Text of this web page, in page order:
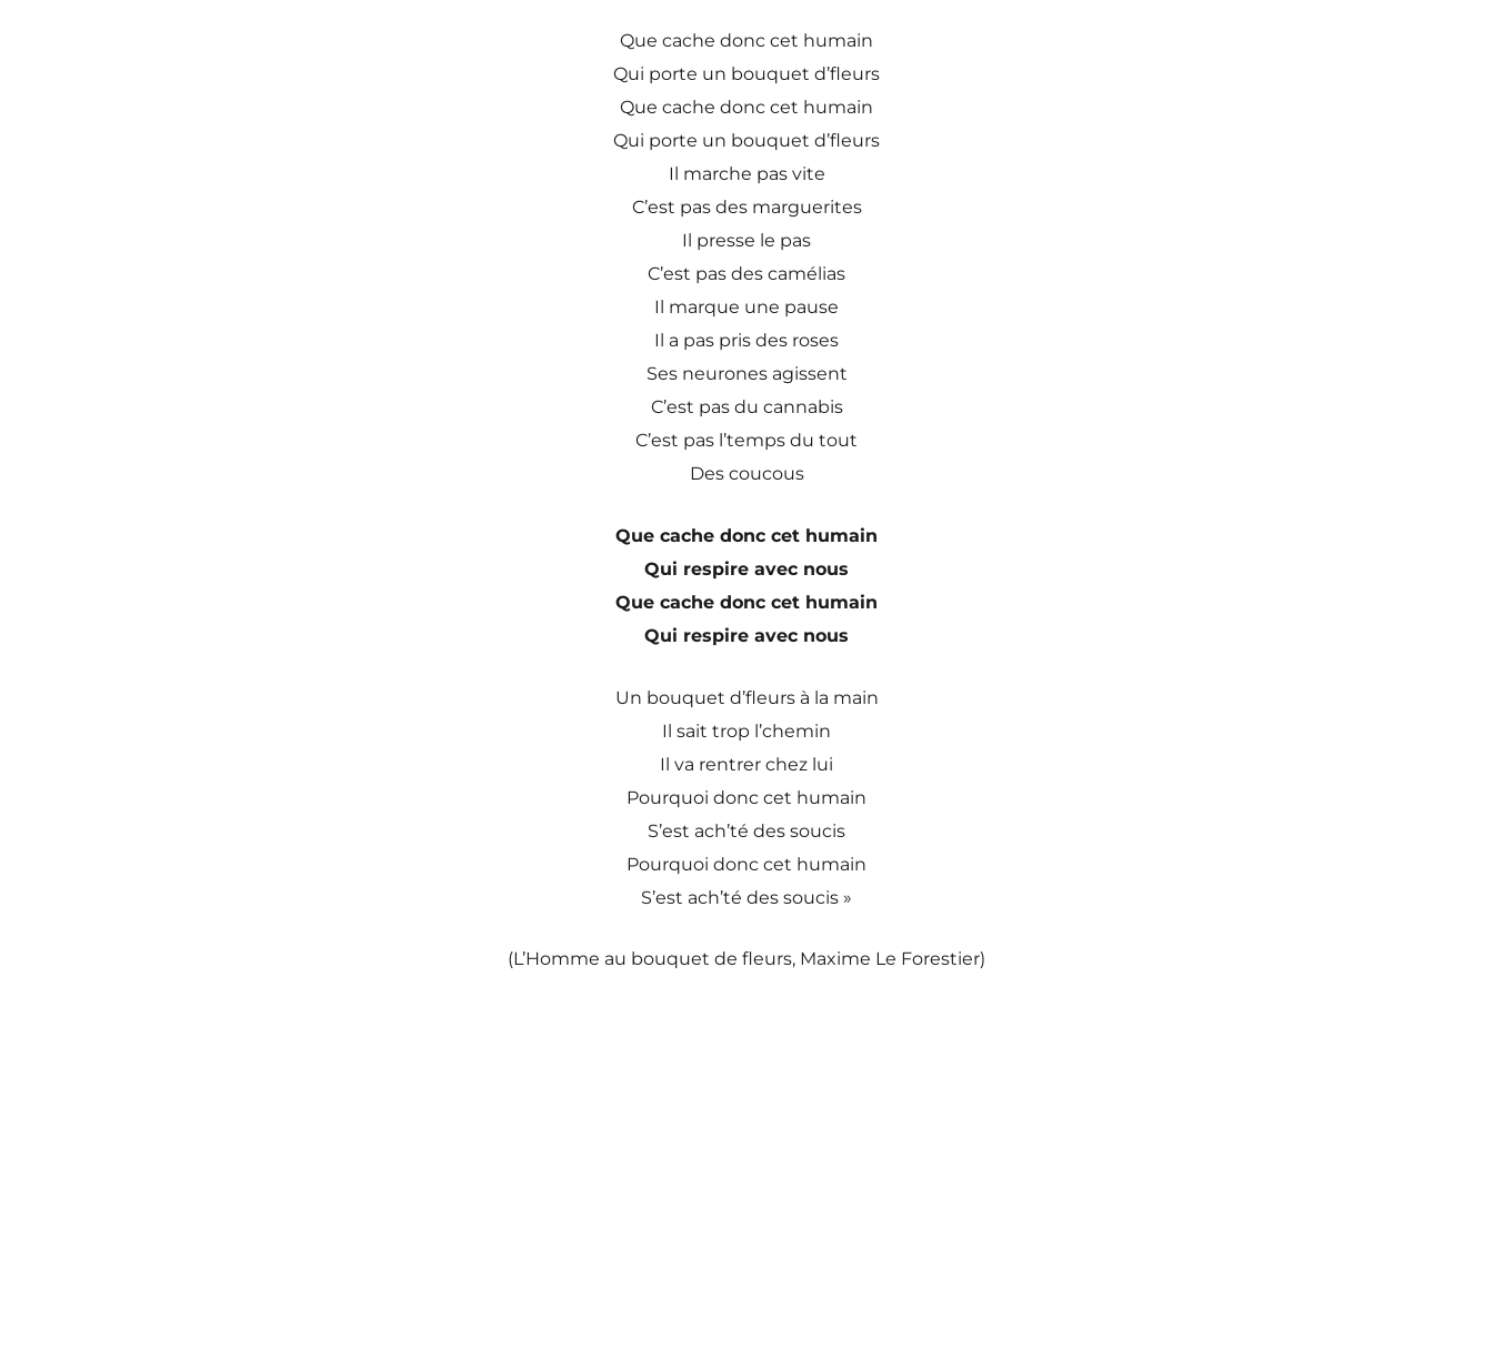
Que cache donc cet humain
Qui porte un bouquet d’fleurs
Que cache donc cet humain
Qui porte un bouquet d’fleurs
Il marche pas vite
C’est pas des marguerites
Il presse le pas
C’est pas des camélias
Il marque une pause
Il a pas pris des roses
Ses neurones agissent
C’est pas du cannabis
C’est pas l’temps du tout
Des coucous
Que cache donc cet humain
Qui respire avec nous
Que cache donc cet humain
Qui respire avec nous
Un bouquet d’fleurs à la main
Il sait trop l’chemin
Il va rentrer chez lui
Pourquoi donc cet humain
S’est ach’té des soucis
Pourquoi donc cet humain
S’est ach’té des soucis »
(L’Homme au bouquet de fleurs, Maxime Le Forestier)